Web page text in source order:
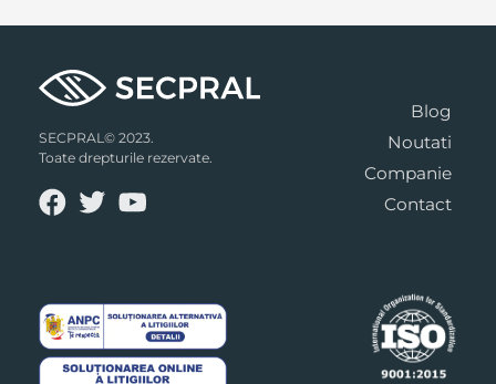
SECPRAL© 2023.
Toate drepturile rezervate.
Blog
Noutati
Companie
Contact